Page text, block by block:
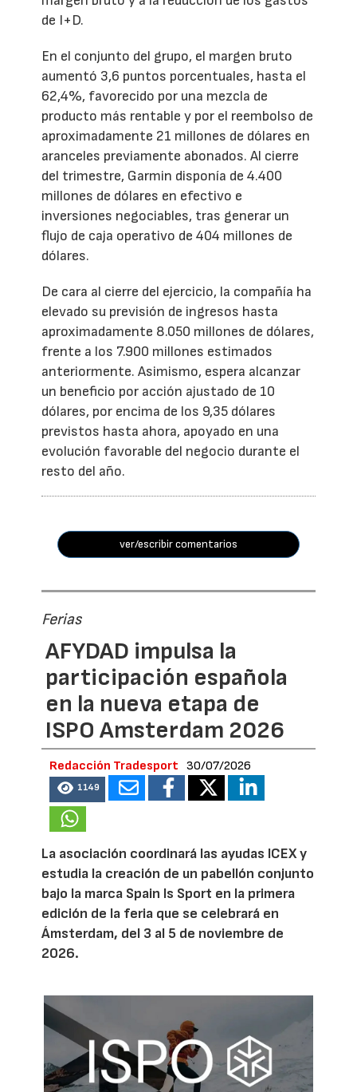
de I+D.
En el conjunto del grupo, el margen bruto
aumentó 3,6 puntos porcentuales, hasta el
62,4%, favorecido por una mezcla de
producto más rentable y por el reembolso de
aproximadamente 21 millones de dólares en
aranceles previamente abonados. Al cierre
del trimestre, Garmin disponía de 4.400
millones de dólares en efectivo e
inversiones negociables, tras generar un
flujo de caja operativo de 404 millones de
dólares.
De cara al cierre del ejercicio, la compañía ha
elevado su previsión de ingresos hasta
aproximadamente 8.050 millones de dólares,
frente a los 7.900 millones estimados
anteriormente. Asimismo, espera alcanzar
un beneficio por acción ajustado de 10
dólares, por encima de los 9,35 dólares
previstos hasta ahora, apoyado en una
evolución favorable del negocio durante el
resto del año.
ver/escribir comentarios
Ferias
AFYDAD impulsa la
participación española
en la nueva etapa de
ISPO Amsterdam 2026
Redacción Tradesport 30/07/2026
1149
La asociación coordinará las ayudas ICEX y
estudia la creación de un pabellón conjunto
bajo la marca Spain Is Sport en la primera
edición de la feria que se celebrará en
Ámsterdam, del 3 al 5 de noviembre de
2026.